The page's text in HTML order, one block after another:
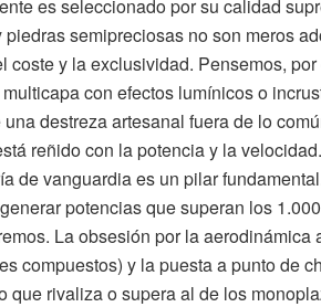
es seleccionado por su calidad
piedras semipreciosas no son meros
coste y la exclusividad. Pensemos,
con efectos lumínicos o
una destreza artesanal fuera de lo
reñido con la potencia y la
de vanguardia es un pilar
potencias que superan los
La obsesión por la
compuestos) y la puesta a punto de
que rivaliza o supera al de los